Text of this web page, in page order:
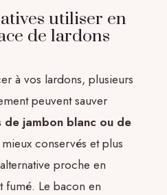
utiliser en
de lardons
à vos lardons, plusieurs
peuvent sauver
de jambon blanc ou de
conservés et plus
proche en
fumé. Le bacon en